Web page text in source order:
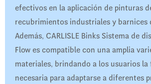
efectivos en la aplicación de pinturas
recubrimientos industriales y barnices
Además, CARLISLE Binks Sistema de
Flow es compatible con una amplia
materiales, brindando a los usuarios
necesaria para adaptarse a diferentes